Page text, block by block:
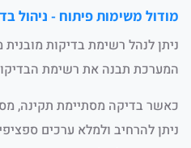
מודול משימות פיתוח - ניהול
ניתן לנהל רשימת בדיקות
המערכת תבנה את רשימת
כאשר בדיקה מסתיימת תקינה,
ניתן להרחיב ולמלא ערכים